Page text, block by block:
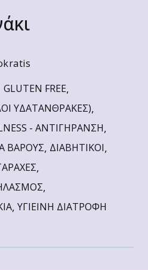
GLUTEN FREE,
ΥΔΑΤΑΝΘΡΑΚΕΣ),
- ΑΝΤΙΓΗΡΑΝΣΗ,
ΒΑΡΟΥΣ, ΔΙΑΒΗΤΙΚΟΙ,
,
,
, ΥΓΙΕΙΝΗ ΔΙΑΤΡΟΦΗ